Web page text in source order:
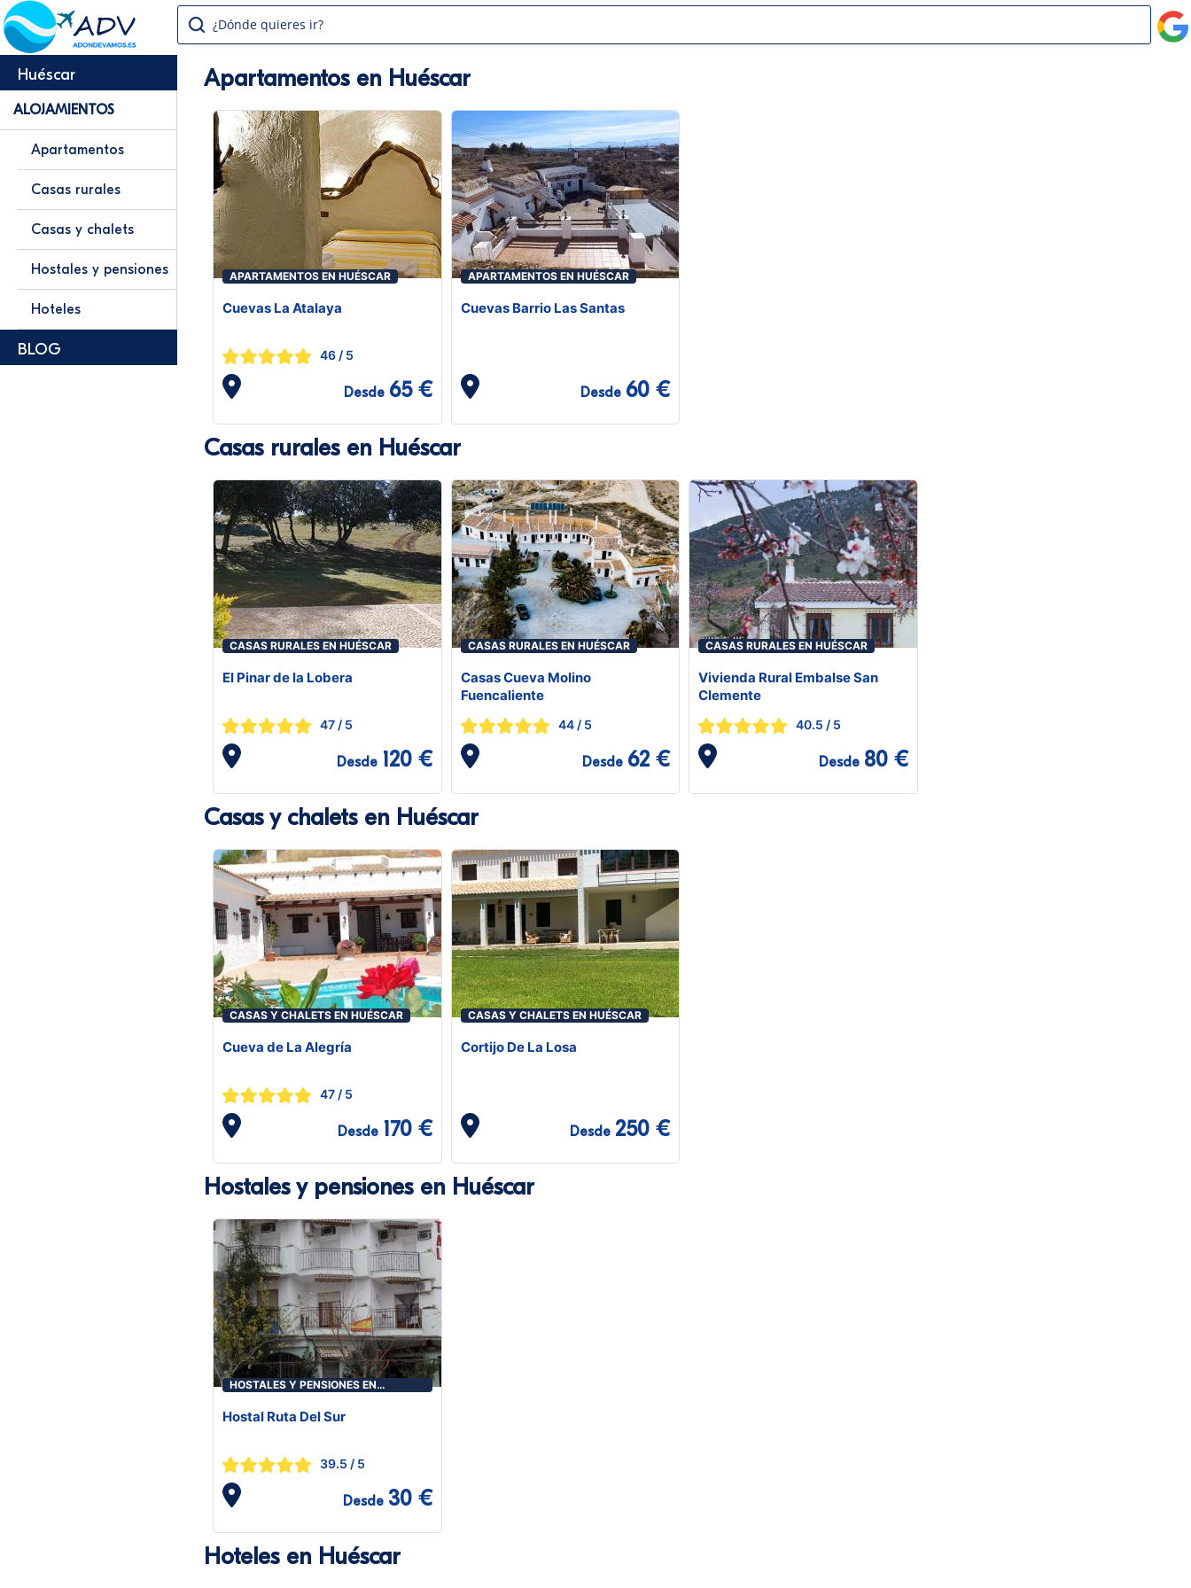
¿Dónde quieres ir?
Huéscar
ALOJAMIENTOS
Apartamentos
Casas rurales
Casas y chalets
Hostales y pensiones
Hoteles
BLOG
Apartamentos en Huéscar
APARTAMENTOS EN HUÉSCAR
Cuevas La Atalaya
46 / 5
Desde 65 €
APARTAMENTOS EN HUÉSCAR
Cuevas Barrio Las Santas
Desde 60 €
Casas rurales en Huéscar
CASAS RURALES EN HUÉSCAR
El Pinar de la Lobera
47 / 5
Desde 120 €
CASAS RURALES EN HUÉSCAR
Casas Cueva Molino
Fuencaliente
44/ 5
Desde 62 €
CASAS RURALES EN HUÉSCAR
Vivienda Rural Embalse San
Clemente
40.5 / 5
Desde 80 €
Casas y chalets en Huéscar
CASAS Y CHALETS EN HUÉSCAR
Cueva de La Alegría
47 / 5
Desde 170 €
CASAS Y CHALETS EN HUÉSCAR
Cortijo De La Losa
Desde 250 €
Hostales y pensiones en Huéscar
HOSTALES Y PENSIONES EN
Hostal Ruta Del Sur
39.5 / 5
Desde 30 €
Hoteles en Huéscar